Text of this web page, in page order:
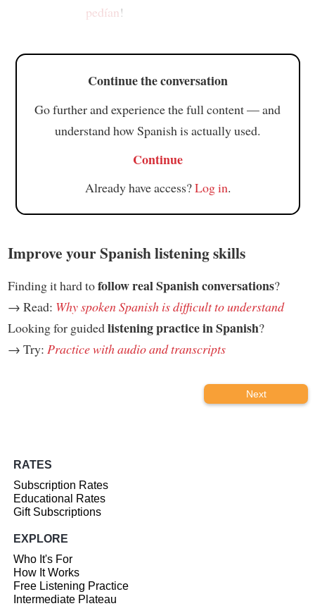
pedían!
Continue the conversation
Go further and experience the full content — and
understand how Spanish is actually used.
Continue
Already have access?Log in.
Improve your Spanish listening skills
Finding it hard tofollow real Spanish conversations?
→ Read: Why spoken Spanish is difficult to understand
Looking for guidedlistening practice in Spanish?
→ Try: Practice with audio and transcripts
Next
RATES
Subscription Rates
Educational Rates
Gift Subscriptions
EXPLORE
Who It's For
How It Works
Free Listening Practice
Intermediate Plateau